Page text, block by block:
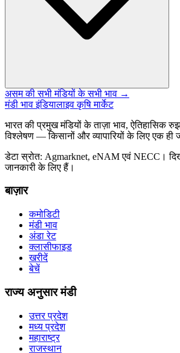
असम की सभी मंडियों के सभी भाव →
मंडी भाव इंडियालाइव कृषि मार्केट
भारत की प्रमुख मंडियों के ताज़ा भाव, ऐतिहासिक
विश्लेषण — किसानों और व्यापारियों के लिए एक ही
डेटा स्रोत: Agmarknet, eNAM एवं NECC।
जानकारी के लिए हैं।
बाज़ार
कमोडिटी
मंडी भाव
अंडा रेट
क्लासीफाइड
खरीदें
बेचें
राज्य अनुसार मंडी
उत्तर प्रदेश
मध्य प्रदेश
महाराष्ट्र
राजस्थान